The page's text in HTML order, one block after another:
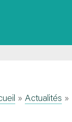
» Actualités »